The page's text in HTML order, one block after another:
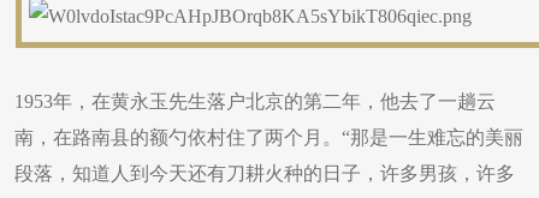
1953年，在黄永玉先生落户北京的第二年，他去了一趟云
南，在路南县的额勺依村住了两个月。“那是一生难忘的美丽
段落，知道人到今天还有刀耕火种的日子，许多男孩，许多